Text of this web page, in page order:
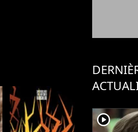
player2